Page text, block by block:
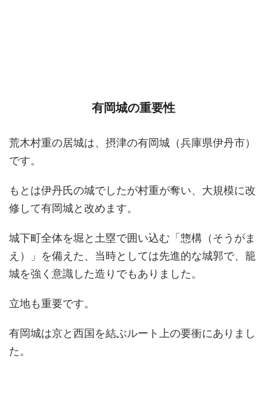
有岡城の重要性
荒木村重の居城は、摂津の有岡城（兵庫県伊丹市）
です。
もとは伊丹氏の城でしたが村重が奪い、大規模に改
修して有岡城と改めます。
城下町全体を堀と土塁で囲い込む「惣構（そうがま
え）」を備えた、当時としては先進的な城郭で、籠
城を強く意識した造りでもありました。
立地も重要です。
有岡城は京と西国を結ぶルート上の要衝にありまし
た。